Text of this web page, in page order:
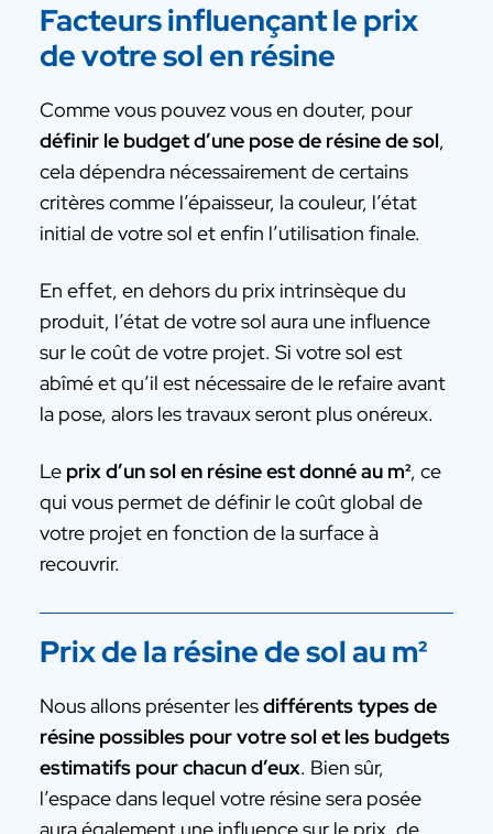
Facteurs influençant le prix
de votre sol en résine
Comme vous pouvez vous en douter, pour
définir le budget d’une pose de résine de sol,
cela dépendra nécessairement de certains
critères comme l’épaisseur, la couleur, l’état
initial de votre sol et enfin l’utilisation finale.
En effet, en dehors du prix intrinsèque du
produit, l’état de votre sol aura une influence
sur le coût de votre projet. Si votre sol est
abîmé et qu’il est nécessaire de le refaire avant
la pose, alors les travaux seront plus onéreux.
Le prix d’un sol en résine est donné au m², ce
qui vous permet de définir le coût global de
votre projet en fonction de la surface à
recouvrir.
Prix de la résine de sol au m²
Nous allons présenter lesdifférents types de
résine possibles pour votre sol et les budgets
estimatifs pour chacun d’eux. Bien sûr,
l’espace dans lequel votre résine sera posée
aura également une influence sur le prix, de